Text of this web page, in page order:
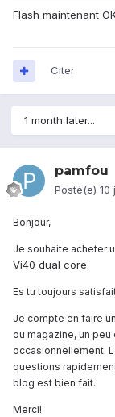
Flash maintenant
Citer
1 month later...
pamfou
Posté(e) 10
Bonjour,
Je souhaite acheter
Vi40 dual core.
Es tu toujours
Je compte en faire
ou magazine, un
occasionnellement.
questions
blog est bien fait.
Merci!